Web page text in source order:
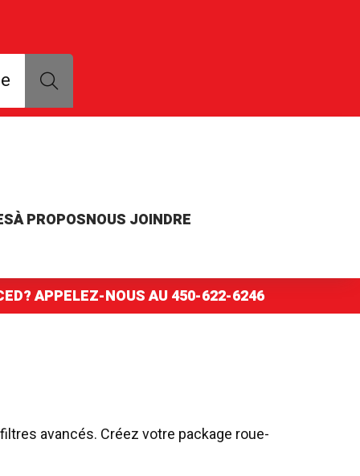
modèle ou numéro de pièce
À PROPOSNOUS JOINDRE
APPELEZ-NOUS AU450-622-6246
avancés. Créez votre package roue-